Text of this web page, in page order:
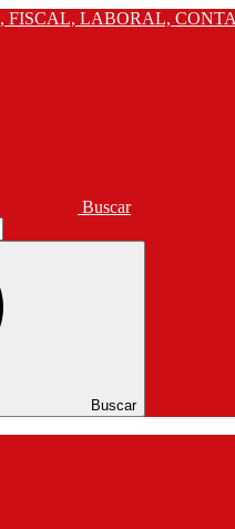
Buscar
Buscar